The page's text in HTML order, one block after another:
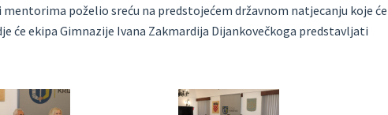
poželio sreću na predstojećem državnom natjecanju koje će
će ekipa Gimnazije Ivana Zakmardija Dijankovečkoga predstavljati